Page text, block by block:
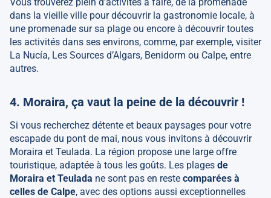
dans la vieille ville pour découvrir la gastronomie locale, à
une promenade sur sa plage ou encore à découvrir toutes
les activités dans ses environs, comme, par exemple, visiter
La Nucía, Les Sources d’Algars, Benidorm ou Calpe, entre
autres.
4. Moraira, ça vaut la peine de la découvrir !
Si vous recherchez détente et beaux paysages pour votre
escapade du pont de mai, nous vous invitons à découvrir
Moraira et Teulada. La région propose une large offre
touristique, adaptée à tous les goûts. Les plages de
Moraira et Teulada ne sont pas en reste comparées à
celles de Calpe, avec des options aussi exceptionnelles